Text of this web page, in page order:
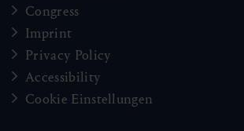
Congress
Imprint
Privacy Policy
Accessibility
Cookie Einstellungen